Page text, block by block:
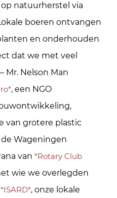
natuurherstel via
boeren ontvangen
en onderhouden
dat we met veel
Mr. Nelson Man
, een NGO
van grotere plastic
Wageningen
van *Rotary Club
wie we overlegden
*ISARD*, onze lokale